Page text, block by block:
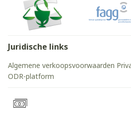
Juridische links
Algemene verkoopsvoorwaarden
ODR-platform